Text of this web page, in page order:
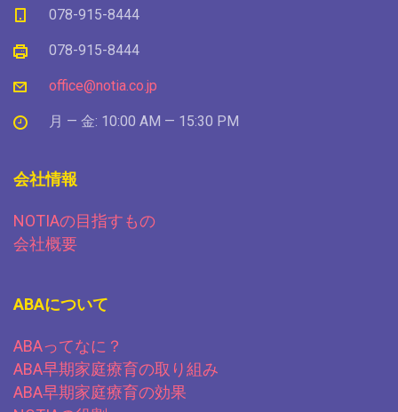
078-915-8444
078-915-8444
office@notia.co.jp
月 — 金: 10:00 AM — 15:30 PM
会社情報
NOTIAの目指すもの
会社概要
ABAについて
ABAってなに？
ABA早期家庭療育の取り組み
ABA早期家庭療育の効果